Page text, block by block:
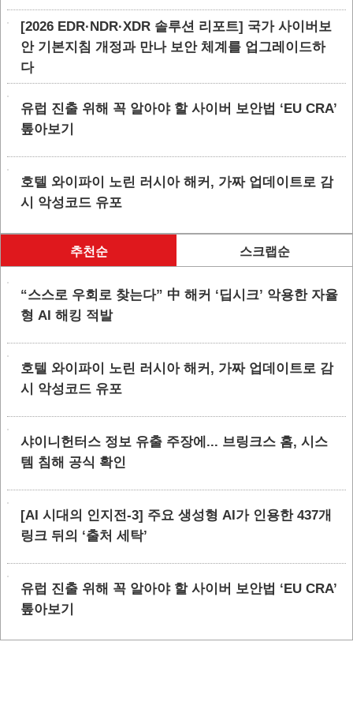
[2026 EDR·NDR·XDR 솔루션 리포트] 국가 사이버보
안 기본지침 개정과 만나 보안 체계를 업그레이드하
다
유럽 진출 위해 꼭 알아야 할 사이버 보안법 ‘EU CRA’
톺아보기
호텔 와이파이 노린 러시아 해커, 가짜 업데이트로 감
시 악성코드 유포
추천순 스크랩순
“스스로 우회로 찾는다” 中 해커 ‘딥시크’ 악용한 자율
형 AI 해킹 적발
호텔 와이파이 노린 러시아 해커, 가짜 업데이트로 감
시 악성코드 유포
샤이니헌터스 정보 유출 주장에... 브링크스 홈, 시스
템 침해 공식 확인
[AI 시대의 인지전-3] 주요 생성형 AI가 인용한 437개
링크 뒤의 ‘출처 세탁’
유럽 진출 위해 꼭 알아야 할 사이버 보안법 ‘EU CRA’
톺아보기